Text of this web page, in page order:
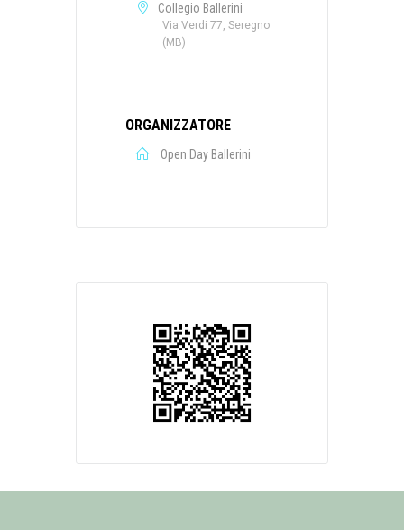
Collegio Ballerini
Via Verdi 77, Seregno
(MB)
ORGANIZZATORE
Open Day Ballerini